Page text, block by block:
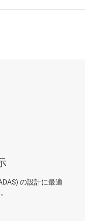
の設計に最適